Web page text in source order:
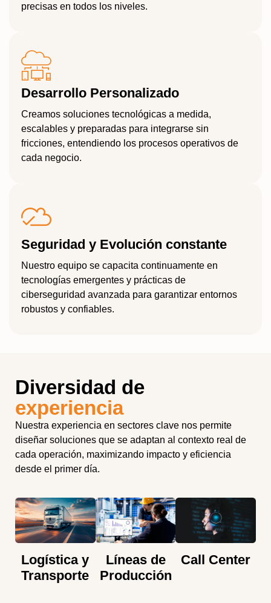
precisas en todos los niveles.
Desarrollo Personalizado
Creamos soluciones tecnológicas a medida,
escalables y preparadas para integrarse sin
fricciones, entendiendo los procesos operativos de
cada negocio.
Seguridad y Evolución constante
Nuestro equipo se capacita continuamente en
tecnologías emergentes y prácticas de
ciberseguridad avanzada para garantizar entornos
robustos y confiables.
Diversidad de
experiencia
Nuestra experiencia en sectores clave nos permite
diseñar soluciones que se adaptan al contexto real de
cada operación, maximizando impacto y eficiencia
desde el primer día.
Logística y
Transporte
Líneas de
Producción
Call Center